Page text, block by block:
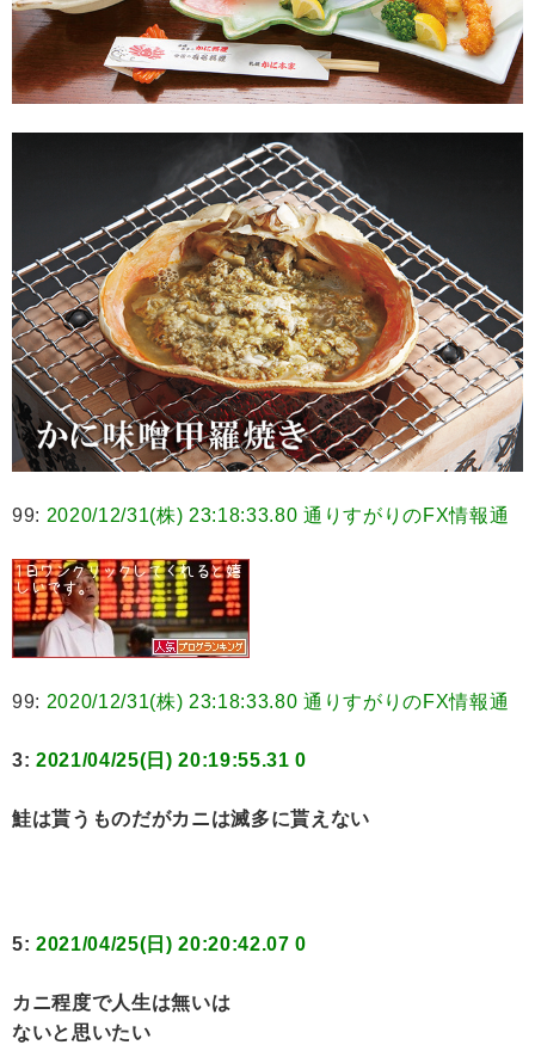
99: 2020/12/31(株) 23:18:33.80 通りすがりのFX情報通
99: 2020/12/31(株) 23:18:33.80 通りすがりのFX情報通
3: 2021/04/25(日) 20:19:55.31 0
鮭は貰うものだがカニは滅多に貰えない
5: 2021/04/25(日) 20:20:42.07 0
カニ程度で人生は無いは
ないと思いたい